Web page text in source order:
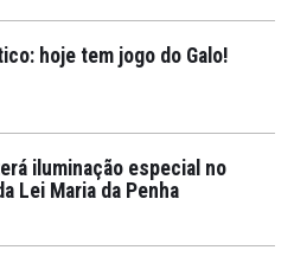
hoje tem jogo do Galo!
iluminação especial no
Lei Maria da Penha